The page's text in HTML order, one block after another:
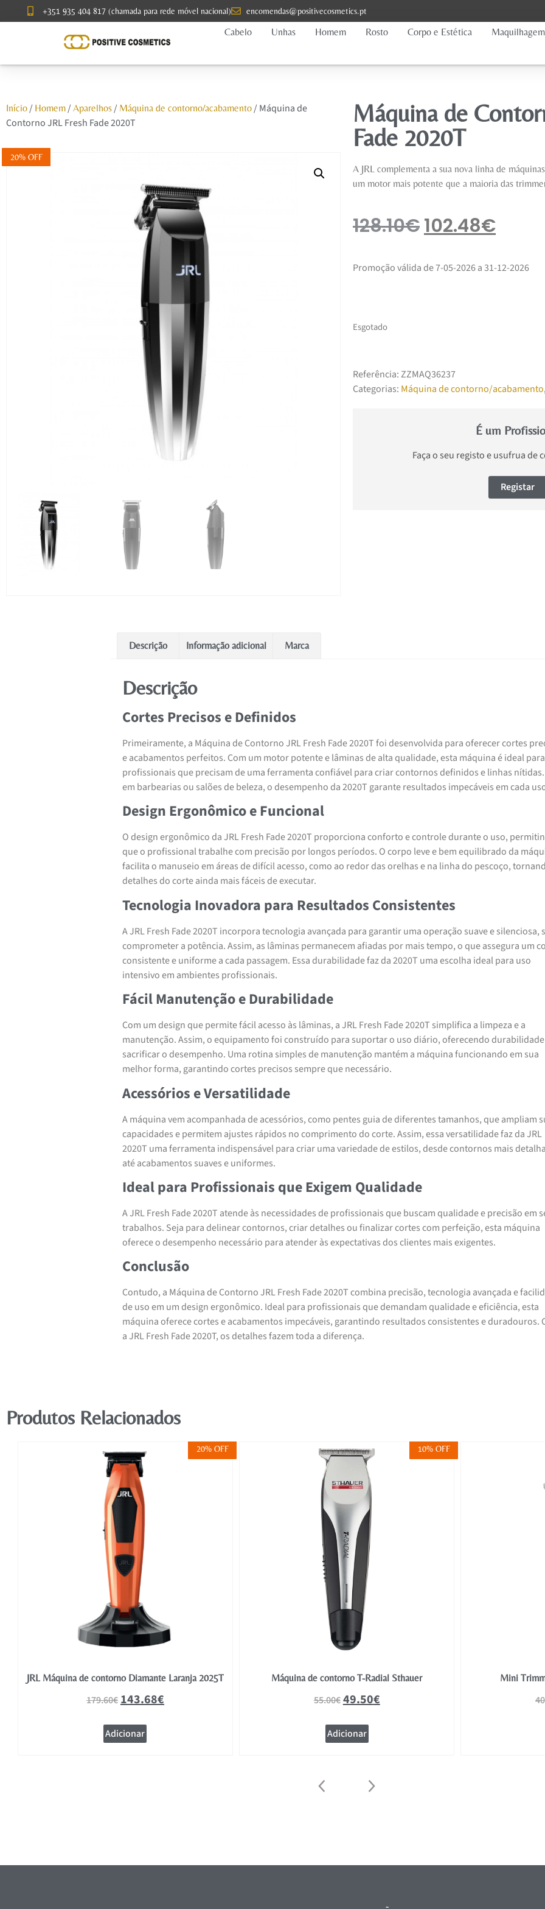
+351 935 404 817 (chamada para rede móvel nacional) encomendas@positivecosmetics.pt
Cabelo
Unhas Homem Rosto Corpo e Estética Maquilhagem
Início/ Homem/ Aparelhos/ Máquina de contorno/acabamento/ Máquina de
Contorno JRL Fresh Fade 2020T
20% OFF
Máquina de
Fade 2020T
A JRL complementa a sua nova linha de
um motor mais potente que a maioria das
128.10€102.48€
Promoção válida de 7-05-2026 a 31-12-2026
Esgotado
Referência:ZZMAQ36237
Categorias: Máquina de contorno/acabamento,
É um
Faça o seu registo e usufrua de
Registar
Descrição Informação adicional Marca
Descrição
Cortes Precisos e Definidos
Primeiramente, a Máquina de Contorno JRL Fresh Fade 2020T foi desenvolvida para oferecer cortes
e acabamentos perfeitos. Com um motor potente e lâminas de alta qualidade, esta máquina é ideal para
profissionais que precisam de uma ferramenta confiável para criar contornos definidos e linhas nítidas.
em barbearias ou salões de beleza, o desempenho da 2020T garante resultados impecáveis em cada
Design Ergonômico e Funcional
O design ergonômico da JRL Fresh Fade 2020T proporciona conforto e controle durante o uso,
que o profissional trabalhe com precisão por longos períodos. O corpo leve e bem equilibrado da
facilita o manuseio em áreas de difícil acesso, como ao redor das orelhas e na linha do pescoço,
detalhes do corte ainda mais fáceis de executar.
Tecnologia Inovadora para Resultados Consistentes
A JRL Fresh Fade 2020T incorpora tecnologia avançada para garantir uma operação suave e silenciosa,
comprometer a potência. Assim, as lâminas permanecem afiadas por mais tempo, o que assegura um
consistente e uniforme a cada passagem. Essa durabilidade faz da 2020T uma escolha ideal para uso
intensivo em ambientes profissionais.
Fácil Manutenção e Durabilidade
Com um design que permite fácil acesso às lâminas, a JRL Fresh Fade 2020T simplifica a limpeza e a
manutenção. Assim, o equipamento foi construído para suportar o uso diário, oferecendo
sacrificar o desempenho. Uma rotina simples de manutenção mantém a máquina funcionando em sua
melhor forma, garantindo cortes precisos sempre que necessário.
Acessórios e Versatilidade
A máquina vem acompanhada de acessórios, como pentes guia de diferentes tamanhos, que ampliam
capacidades e permitem ajustes rápidos no comprimento do corte. Assim, essa versatilidade faz da JRL
2020T uma ferramenta indispensável para criar uma variedade de estilos, desde contornos mais
até acabamentos suaves e uniformes.
Ideal para Profissionais que Exigem Qualidade
A JRL Fresh Fade 2020T atende às necessidades de profissionais que buscam qualidade e precisão em
trabalhos. Seja para delinear contornos, criar detalhes ou finalizar cortes com perfeição, esta máquina
oferece o desempenho necessário para atender às expectativas dos clientes mais exigentes.
Conclusão
Contudo, a Máquina de Contorno JRL Fresh Fade 2020T combina precisão, tecnologia avançada e
de uso em um design ergonômico. Ideal para profissionais que demandam qualidade e eficiência, esta
máquina oferece cortes e acabamentos impecáveis, garantindo resultados consistentes e duradouros.
a JRL Fresh Fade 2020T, os detalhes fazem toda a diferença.
Produtos Relacionados
20% OFF
JRL Máquina de contorno Diamante Laranja 2025T
179.60€143.68€
Adicionar
10% OFF
Máquina de contorno T-Radial Sthauer
55.00€49.50€
Adicionar
Mini